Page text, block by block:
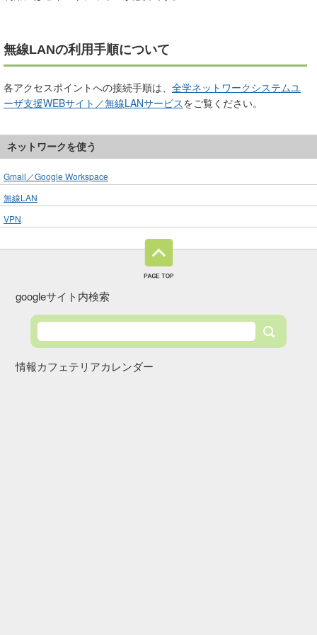
無線LANの利用手順について
各アクセスポイントへの接続手順は、 全学ネットワークシステムユ
ーザ支援WEBサイト／無線LANサービスをご覧ください。
ネットワークを使う
Gmail／Google Workspace
無線LAN
VPN
googleサイト内検索
情報カフェテリアカレンダー